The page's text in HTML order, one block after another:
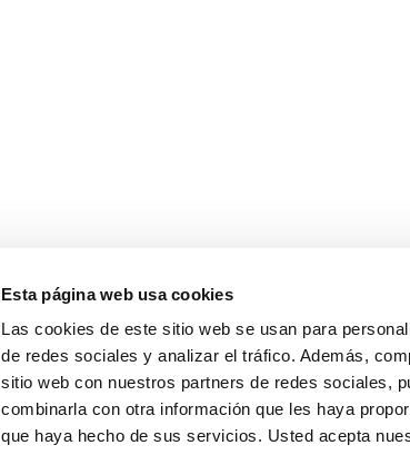
Esta página web usa cookies
Las cookies de este sitio web se usan para
de redes sociales y analizar el tráfico. Además,
sitio web con nuestros partners de redes sociales,
combinarla con otra información que les haya
que haya hecho de sus servicios. Usted acepta